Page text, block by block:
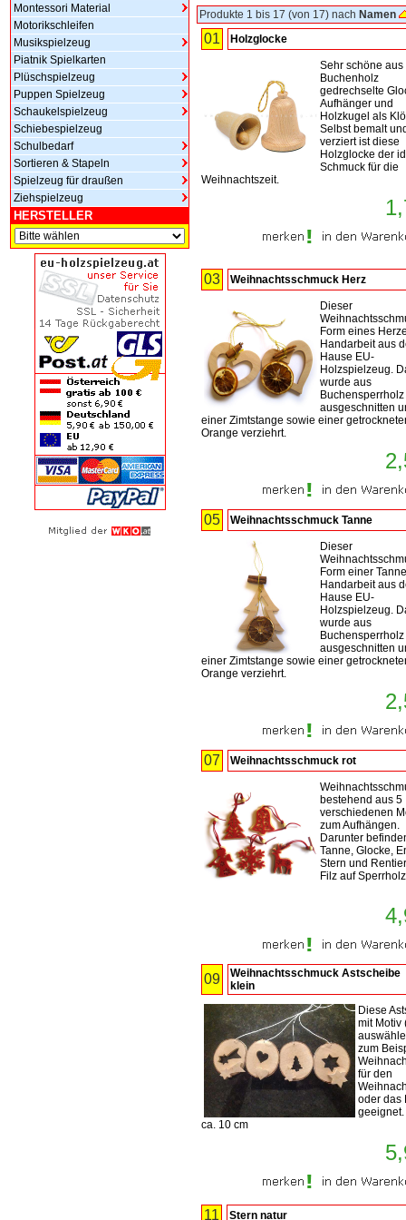
Montessori Material
Motorikschleifen
Musikspielzeug
Piatnik Spielkarten
Plüschspielzeug
Puppen Spielzeug
Schaukelspielzeug
Schiebespielzeug
Schulbedarf
Sortieren & Stapeln
Spielzeug für draußen
Ziehspielzeug
HERSTELLER
Produkte 1 bis 17 (von 17) nach Namen
01 Holzglocke
Sehr schöne aus
Buchenholz
gedrechselte
Aufhänger und
Holzkugel als
Selbst bemalt
verziert ist diese
Holzglocke der
Schmuck für die
Weihnachtszeit.
03 Weihnachtsschmuck Herz
Dieser
Form eines
Handarbeit aus
Hause EU-
Holzspielzeug.
wurde aus
Buchensperrholz
ausgeschnitten
einer Zimtstange sowie einer
Orange verziehrt.
05 Weihnachtsschmuck Tanne
Dieser
Form einer
Handarbeit aus
Hause EU-
Holzspielzeug.
wurde aus
Buchensperrholz
ausgeschnitten
einer Zimtstange sowie einer
Orange verziehrt.
07 Weihnachtsschmuck rot
bestehend aus 5
verschiedenen
zum Aufhängen.
Darunter
Tanne, Glocke,
Stern und
Filz auf
09
Weihnachtsschmuck Astscheibe
klein
Diese
mit Motiv
zum
für den
oder das
ca. 10 cm
11 Stern natur